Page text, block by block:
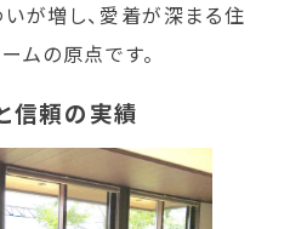
いが増し、愛着が深まる住
ムの原点です。
信頼の実績